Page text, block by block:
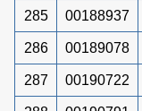
285 00188937
286 00189078
287 00190722